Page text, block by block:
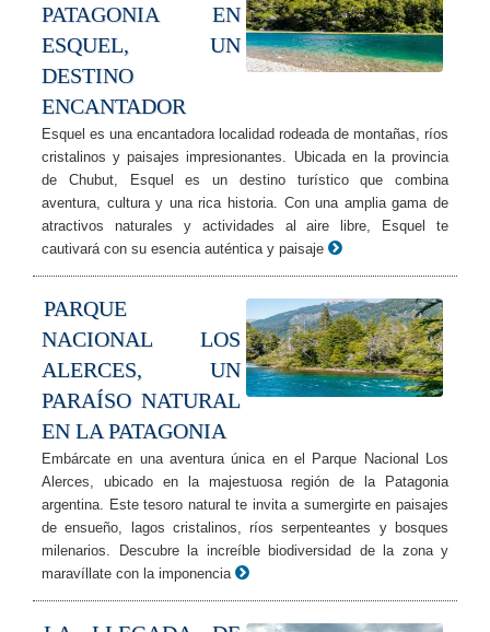
PATAGONIA EN
ESQUEL, UN
DESTINO
ENCANTADOR
Esquel es una encantadora localidad rodeada de montañas, ríos
cristalinos y paisajes impresionantes. Ubicada en la provincia
de Chubut, Esquel es un destino turístico que combina
aventura, cultura y una rica historia. Con una amplia gama de
atractivos naturales y actividades al aire libre, Esquel te
cautivará con su esencia auténtica y paisaje
PARQUE
NACIONAL LOS
ALERCES, UN
PARAÍSO NATURAL
EN LA PATAGONIA
Embárcate en una aventura única en el Parque Nacional Los
Alerces, ubicado en la majestuosa región de la Patagonia
argentina. Este tesoro natural te invita a sumergirte en paisajes
de ensueño, lagos cristalinos, ríos serpenteantes y bosques
milenarios. Descubre la increíble biodiversidad de la zona y
maravíllate con la imponencia